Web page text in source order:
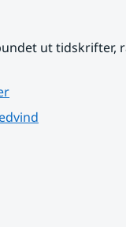
ut tidskrifter,